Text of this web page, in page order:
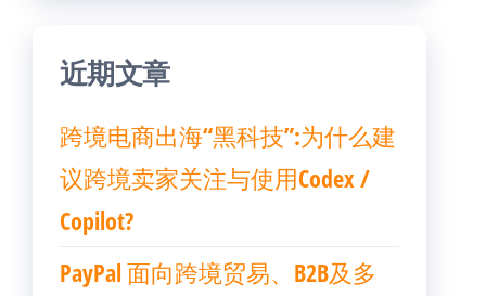
近期文章
跨境电商出海“黑科技”:为什么建
议跨境卖家关注与使用Codex /
Copilot?
PayPal 面向跨境贸易、B2B及多